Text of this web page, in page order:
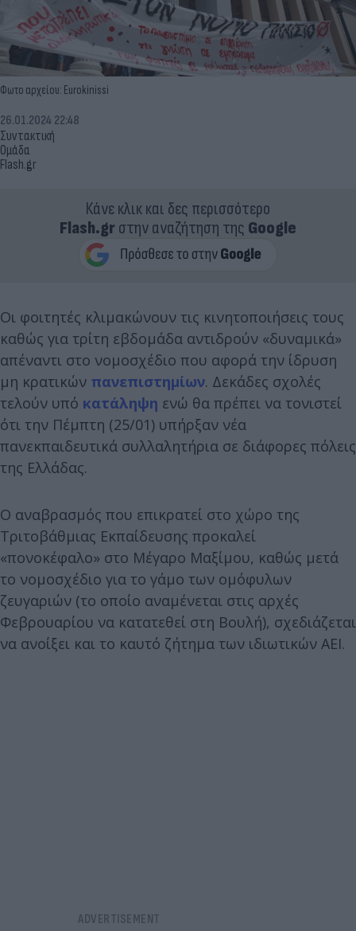
Φωτο αρχείου: Eurokinissi
Συντακτική
Ομάδα
Flash.gr
26.01.2024 22:48
Κάνε κλικ και δες περισσότερο
Flash.grστην αναζήτηση της Google
Οι φοιτητές κλιμακώνουν τις κινητοποιήσεις τους
καθώς για τρίτη εβδομάδα αντιδρούν «δυναμικά»
απέναντι στο νομοσχέδιο που αφορά την ίδρυση
μη κρατικών πανεπιστημίων. Δεκάδες σχολές
τελούν υπό κατάληψη ενώ θα πρέπει να τονιστεί
ότι την Πέμπτη (25/01) υπήρξαν νέα
πανεκπαιδευτικά συλλαλητήρια σε διάφορες πόλεις
της Ελλάδας.
Ο αναβρασμός που επικρατεί στο χώρο της
Τριτοβάθμιας Εκπαίδευσης προκαλεί
«πονοκέφαλο» στο Μέγαρο Μαξίμου, καθώς μετά
το νομοσχέδιο για το γάμο των ομόφυλων
ζευγαριών (το οποίο αναμένεται στις αρχές
Φεβρουαρίου να κατατεθεί στη Βουλή), σχεδιάζεται
να ανοίξει και το καυτό ζήτημα των ιδιωτικών ΑΕΙ.